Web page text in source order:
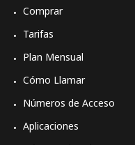
Comprar
Tarifas
Plan Mensual
Cómo Llamar
Números de Acceso
Aplicaciones